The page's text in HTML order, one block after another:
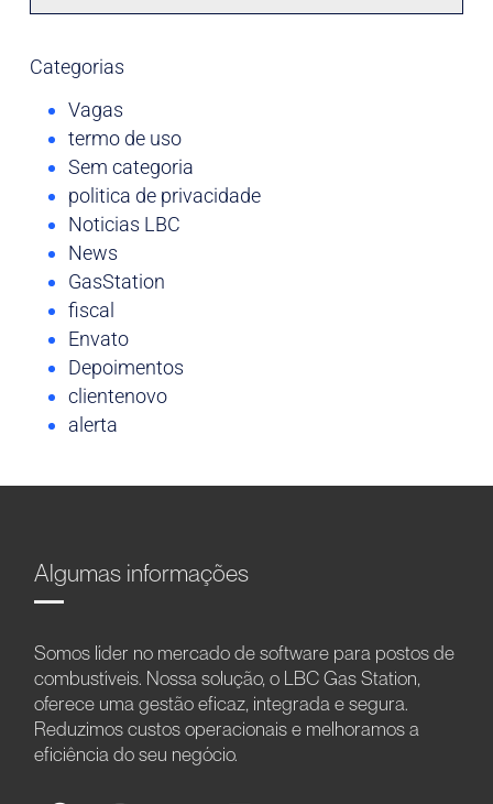
Categorias
Vagas
termo de uso
Sem categoria
politica de privacidade
Noticias LBC
News
GasStation
fiscal
Envato
Depoimentos
clientenovo
alerta
Algumas informações
Somos líder no mercado de software para postos de
combustíveis. Nossa solução, o LBC Gas Station,
oferece uma gestão eficaz, integrada e segura.
Reduzimos custos operacionais e melhoramos a
eficiência do seu negócio.